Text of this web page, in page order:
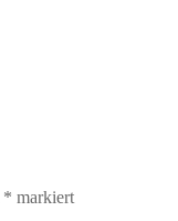
* markiert